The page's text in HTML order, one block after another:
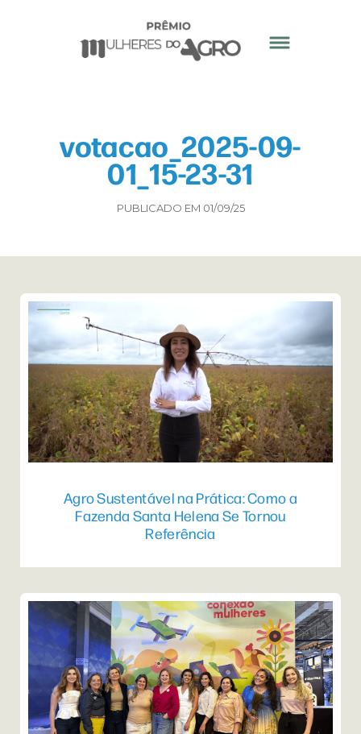
votacao_2025-09-
01_15-23-31
PUBLICADO EM 01/09/25
Agro Sustentável na Prática: Como a
Fazenda Santa Helena Se Tornou
Referência